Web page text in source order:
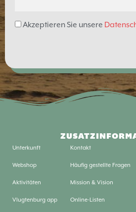
Akzeptieren Sie unsere
Unterkunft
Webshop
Aktivitäten
Vlugtenburg app
Kontakt
Häufig gestellte Fragen
Mission & Vision
Online-Listen